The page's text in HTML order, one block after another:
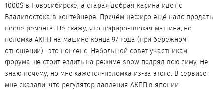
1000$ в Новосибирске, а старая добрая карина идёт с
Владивостока в контейнере. Причём цефиро ещё надо продать
после ремонта. Не скажу, что цефиро-плохая машина, но
поломка АКПП на машине конца 97 года (при бережном
отношении) -это нонсенс. Небольшой совет участникам
форума-не стоит ездить на режиме snow подряд всю зиму. Не
знаю почему, но мне кажется-поломка из-за этого. В сервисе
мне сказали, что регулятор давления АКПП в японии